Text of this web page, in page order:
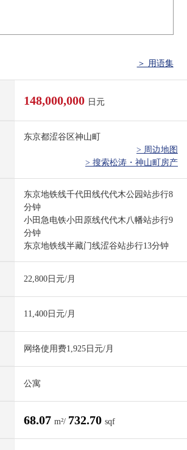
＞ 用语集
148,000,000 日元
东京都涩谷区神山町
> 周边地图
> 搜索松涛・神山町房产
东京地铁线千代田线代代木公园站步行8
分钟
小田急电铁小田原线代代木八幡站步行9
分钟
东京地铁线半藏门线涩谷站步行13分钟
22,800日元/月
11,400日元/月
网络使用费1,925日元/月
公寓
68.07 m²/ 732.70 sqf